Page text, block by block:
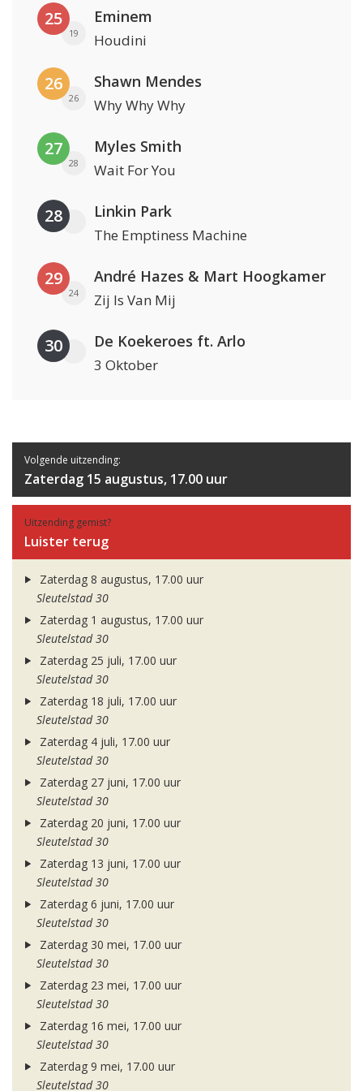
25
19
Eminem
Houdini
26
26
Shawn Mendes
Why Why Why
27
28
Myles Smith
Wait For You
28 Linkin Park
The Emptiness Machine
29
24
André Hazes & Mart Hoogkamer
Zij Is Van Mij
30 De Koekeroes ft. Arlo
3 Oktober
Volgende uitzending:
Zaterdag 15 augustus, 17.00 uur
Uitzending gemist?
Luister terug
Zaterdag 8 augustus, 17.00 uur
Sleutelstad 30
Zaterdag 1 augustus, 17.00 uur
Sleutelstad 30
Zaterdag 25 juli, 17.00 uur
Sleutelstad 30
Zaterdag 18 juli, 17.00 uur
Sleutelstad 30
Zaterdag 4 juli, 17.00 uur
Sleutelstad 30
Zaterdag 27 juni, 17.00 uur
Sleutelstad 30
Zaterdag 20 juni, 17.00 uur
Sleutelstad 30
Zaterdag 13 juni, 17.00 uur
Sleutelstad 30
Zaterdag 6 juni, 17.00 uur
Sleutelstad 30
Zaterdag 30 mei, 17.00 uur
Sleutelstad 30
Zaterdag 23 mei, 17.00 uur
Sleutelstad 30
Zaterdag 16 mei, 17.00 uur
Sleutelstad 30
Zaterdag 9 mei, 17.00 uur
Sleutelstad 30